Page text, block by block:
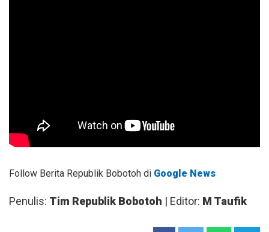
Follow Berita Republik Bobotoh di Google News
Penulis: Tim Republik Bobotoh | Editor: M Taufik